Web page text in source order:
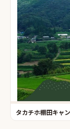
タカチホ棚田キャ